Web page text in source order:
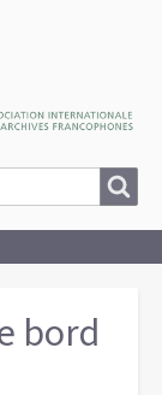
bord